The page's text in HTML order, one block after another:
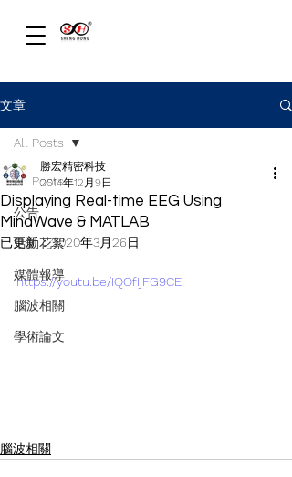
文章
All Posts
公告
活動花絮
媒體報導
腦波相關
學術論文
All Posts
Displaying Real-time EEG Using
MindWave & MATLAB
勝宏精密科技
2014年12月9日
已更新：2020年3月26日
https://youtu.be/IQOfIjFG9CE
腦波相關